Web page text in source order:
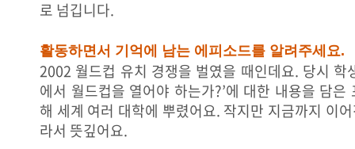
로 넘깁니다.
활동하면서 기억에 남는 에피소드를 알려주세요.
2002 월드컵 유치 경쟁을 벌였을 때인데요. 당시 학
에서 월드컵을 열어야 하는가?’에 대한 내용을 담은
해 세계 여러 대학에 뿌렸어요. 작지만 지금까지 이
라서 뜻깊어요.